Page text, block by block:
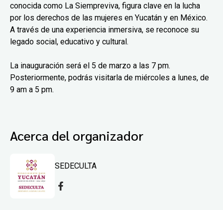
conocida como La Siempreviva, figura clave en la lucha
por los derechos de las mujeres en Yucatán y en México.
A través de una experiencia inmersiva, se reconoce su
legado social, educativo y cultural.
La inauguración será el 5 de marzo a las 7 pm.
Posteriormente, podrás visitarla de miércoles a lunes, de
9 am a 5 pm.
Acerca del organizador
SEDECULTA